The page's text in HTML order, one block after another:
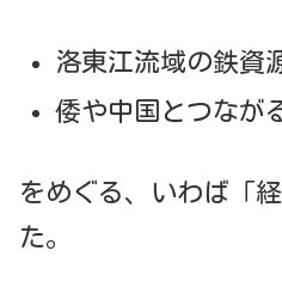
洛東江流域の鉄資
倭や中国とつなが
をめぐる、いわば「
た。